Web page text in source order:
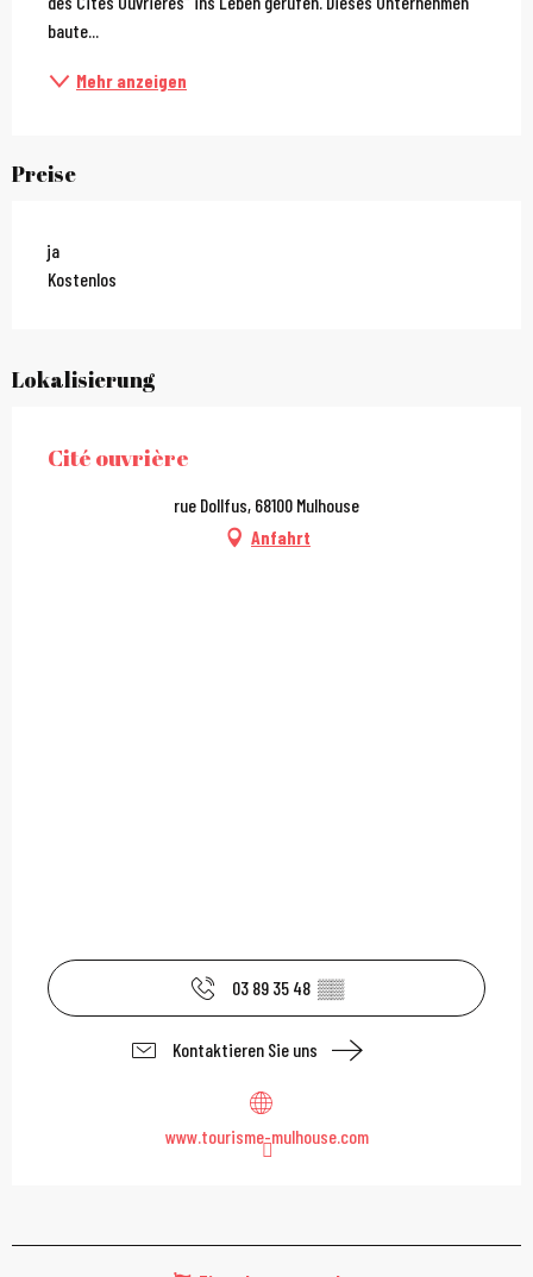
baute...
Mehr anzeigen
Preise
ja
Kostenlos
Lokalisierung
Cité ouvrière
rue Dollfus, 68100 Mulhouse
Anfahrt
03 89 35 48 ▒▒
Kontaktieren Sie uns
www.tourisme-mulhouse.com